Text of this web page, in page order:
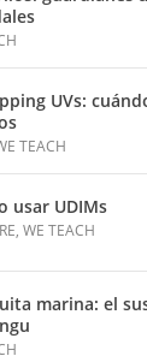
UVs:
TEACH
usar UDIMs
,WE TEACH
marina: el